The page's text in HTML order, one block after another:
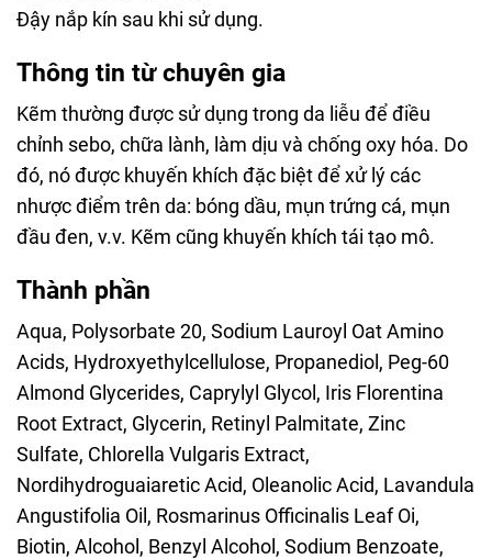
Đậy nắp kín sau khi sử dụng.
Thông tin từ chuyên gia
Kẽm thường được sử dụng trong da liễu để điều
chỉnh sebo, chữa lành, làm dịu và chống oxy hóa. Do
đó, nó được khuyến khích đặc biệt để xử lý các
nhược điểm trên da: bóng dầu, mụn trứng cá, mụn
đầu đen, v.v. Kẽm cũng khuyến khích tái tạo mô.
Thành phần
Aqua, Polysorbate 20, Sodium Lauroyl Oat Amino
Acids, Hydroxyethylcellulose, Propanediol, Peg-60
Almond Glycerides, Caprylyl Glycol, Iris Florentina
Root Extract, Glycerin, Retinyl Palmitate, Zinc
Sulfate, Chlorella Vulgaris Extract,
Nordihydroguaiaretic Acid, Oleanolic Acid, Lavandula
Angustifolia Oil, Rosmarinus Officinalis Leaf Oi,
Biotin, Alcohol, Benzyl Alcohol, Sodium Benzoate,